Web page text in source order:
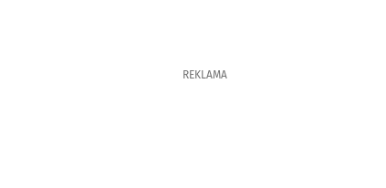
REKLAMA